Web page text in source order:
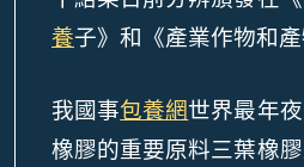
養子》和《產業作物和
我國事包養網世界最年
橡膠的重要原料三葉橡